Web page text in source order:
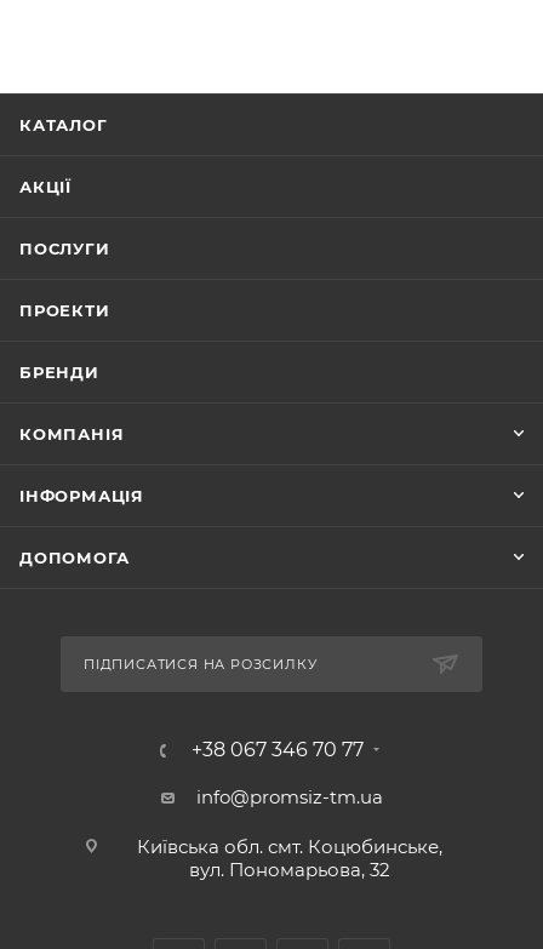
КАТАЛОГ
АКЦІЇ
ПОСЛУГИ
ПРОЕКТИ
БРЕНДИ
КОМПАНІЯ
ІНФОРМАЦІЯ
ДОПОМОГА
ПІДПИСАТИСЯ НА РОЗСИЛКУ
+38 067 346 70 77
info@promsiz-tm.ua
Київська обл. смт. Коцюбинське,
вул. Пономарьова, 32